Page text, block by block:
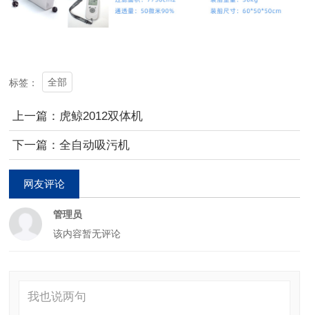
标签： 全部
上一篇：虎鲸2012双体机
下一篇：全自动吸污机
网友评论
管理员
该内容暂无评论